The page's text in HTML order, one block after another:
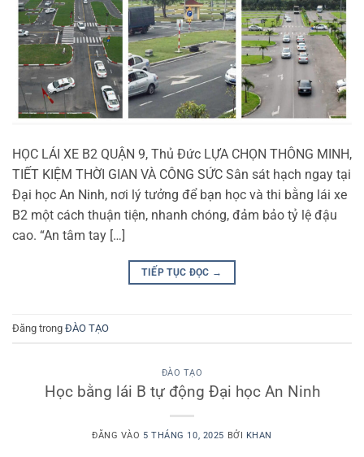
HỌC LÁI XE B2 QUẬN 9, Thủ Đức LỰA CHỌN THÔNG MINH,
TIẾT KIỆM THỜI GIAN VÀ CÔNG SỨC Sân sát hạch ngay tại
Đại học An Ninh, nơi lý tưởng để bạn học và thi bằng lái xe
B2 một cách thuận tiện, nhanh chóng, đảm bảo tỷ lệ đậu
cao. “An tâm tay […]
TIẾP TỤC ĐỌC →
Đăng trong ĐÀO TẠO
ĐÀO TẠO
Học bằng lái B tự động Đại học An Ninh
ĐĂNG VÀO 5 THÁNG 10, 2025 BỞI KHAN